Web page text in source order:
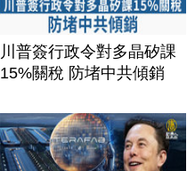
川普簽行政令對多晶矽課
15%關稅 防堵中共傾銷